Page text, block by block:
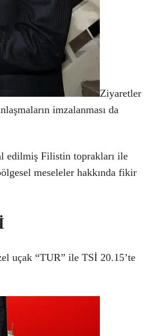
Ziyaretler
imzalanması da
edilmiş Filistin toprakları ile
meseleler hakkında fikir
uçak “TUR” ile TSİ 20.15’te